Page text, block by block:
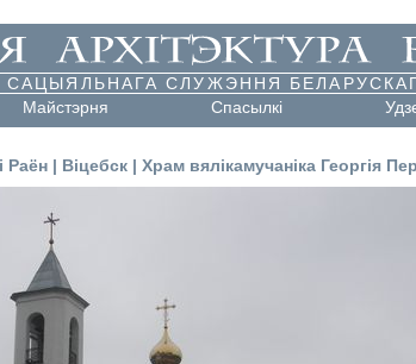
СЛУЖЭННЯ
Майстэрня Cпасылкі
Раён | Віцебск | Храм вялікамучаніка Георгія